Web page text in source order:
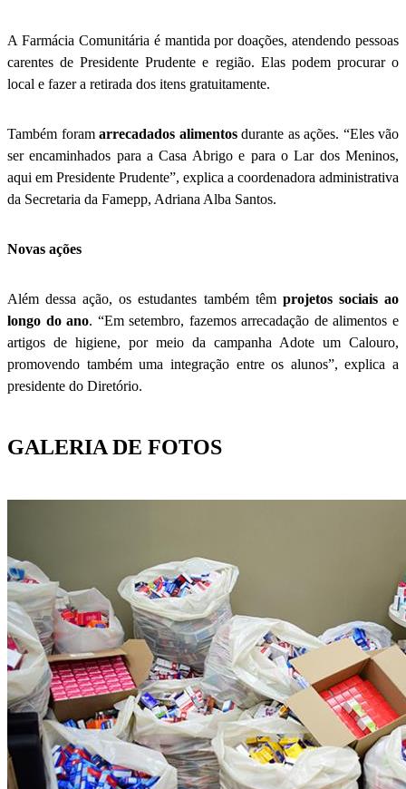
A Farmácia Comunitária é mantida por doações, atendendo pessoas
carentes de Presidente Prudente e região. Elas podem procurar o
local e fazer a retirada dos itens gratuitamente.
Também foram arrecadados alimentosdurante as ações. “Eles vão
ser encaminhados para a Casa Abrigo e para o Lar dos Meninos,
aqui em Presidente Prudente”, explica a coordenadora administrativa
da Secretaria da Famepp, Adriana Alba Santos.
Novas ações
Além dessa ação, os estudantes também têm projetos sociais ao
longo do ano. “Em setembro, fazemos arrecadação de alimentos e
artigos de higiene, por meio da campanha Adote um Calouro,
promovendo também uma integração entre os alunos”, explica a
presidente do Diretório.
GALERIA DE FOTOS